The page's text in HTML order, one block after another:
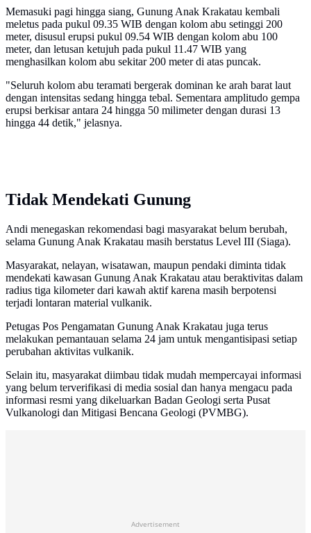
Memasuki pagi hingga siang, Gunung Anak Krakatau kembali
meletus pada pukul 09.35 WIB dengan kolom abu setinggi 200
meter, disusul erupsi pukul 09.54 WIB dengan kolom abu 100
meter, dan letusan ketujuh pada pukul 11.47 WIB yang
menghasilkan kolom abu sekitar 200 meter di atas puncak.
"Seluruh kolom abu teramati bergerak dominan ke arah barat laut
dengan intensitas sedang hingga tebal. Sementara amplitudo gempa
erupsi berkisar antara 24 hingga 50 milimeter dengan durasi 13
hingga 44 detik," jelasnya.
Tidak Mendekati Gunung
Andi menegaskan rekomendasi bagi masyarakat belum berubah,
selama Gunung Anak Krakatau masih berstatus Level III (Siaga).
Masyarakat, nelayan, wisatawan, maupun pendaki diminta tidak
mendekati kawasan Gunung Anak Krakatau atau beraktivitas dalam
radius tiga kilometer dari kawah aktif karena masih berpotensi
terjadi lontaran material vulkanik.
Petugas Pos Pengamatan Gunung Anak Krakatau juga terus
melakukan pemantauan selama 24 jam untuk mengantisipasi setiap
perubahan aktivitas vulkanik.
Selain itu, masyarakat diimbau tidak mudah mempercayai informasi
yang belum terverifikasi di media sosial dan hanya mengacu pada
informasi resmi yang dikeluarkan Badan Geologi serta Pusat
Vulkanologi dan Mitigasi Bencana Geologi (PVMBG).
Advertisement